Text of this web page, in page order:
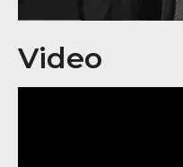
Video